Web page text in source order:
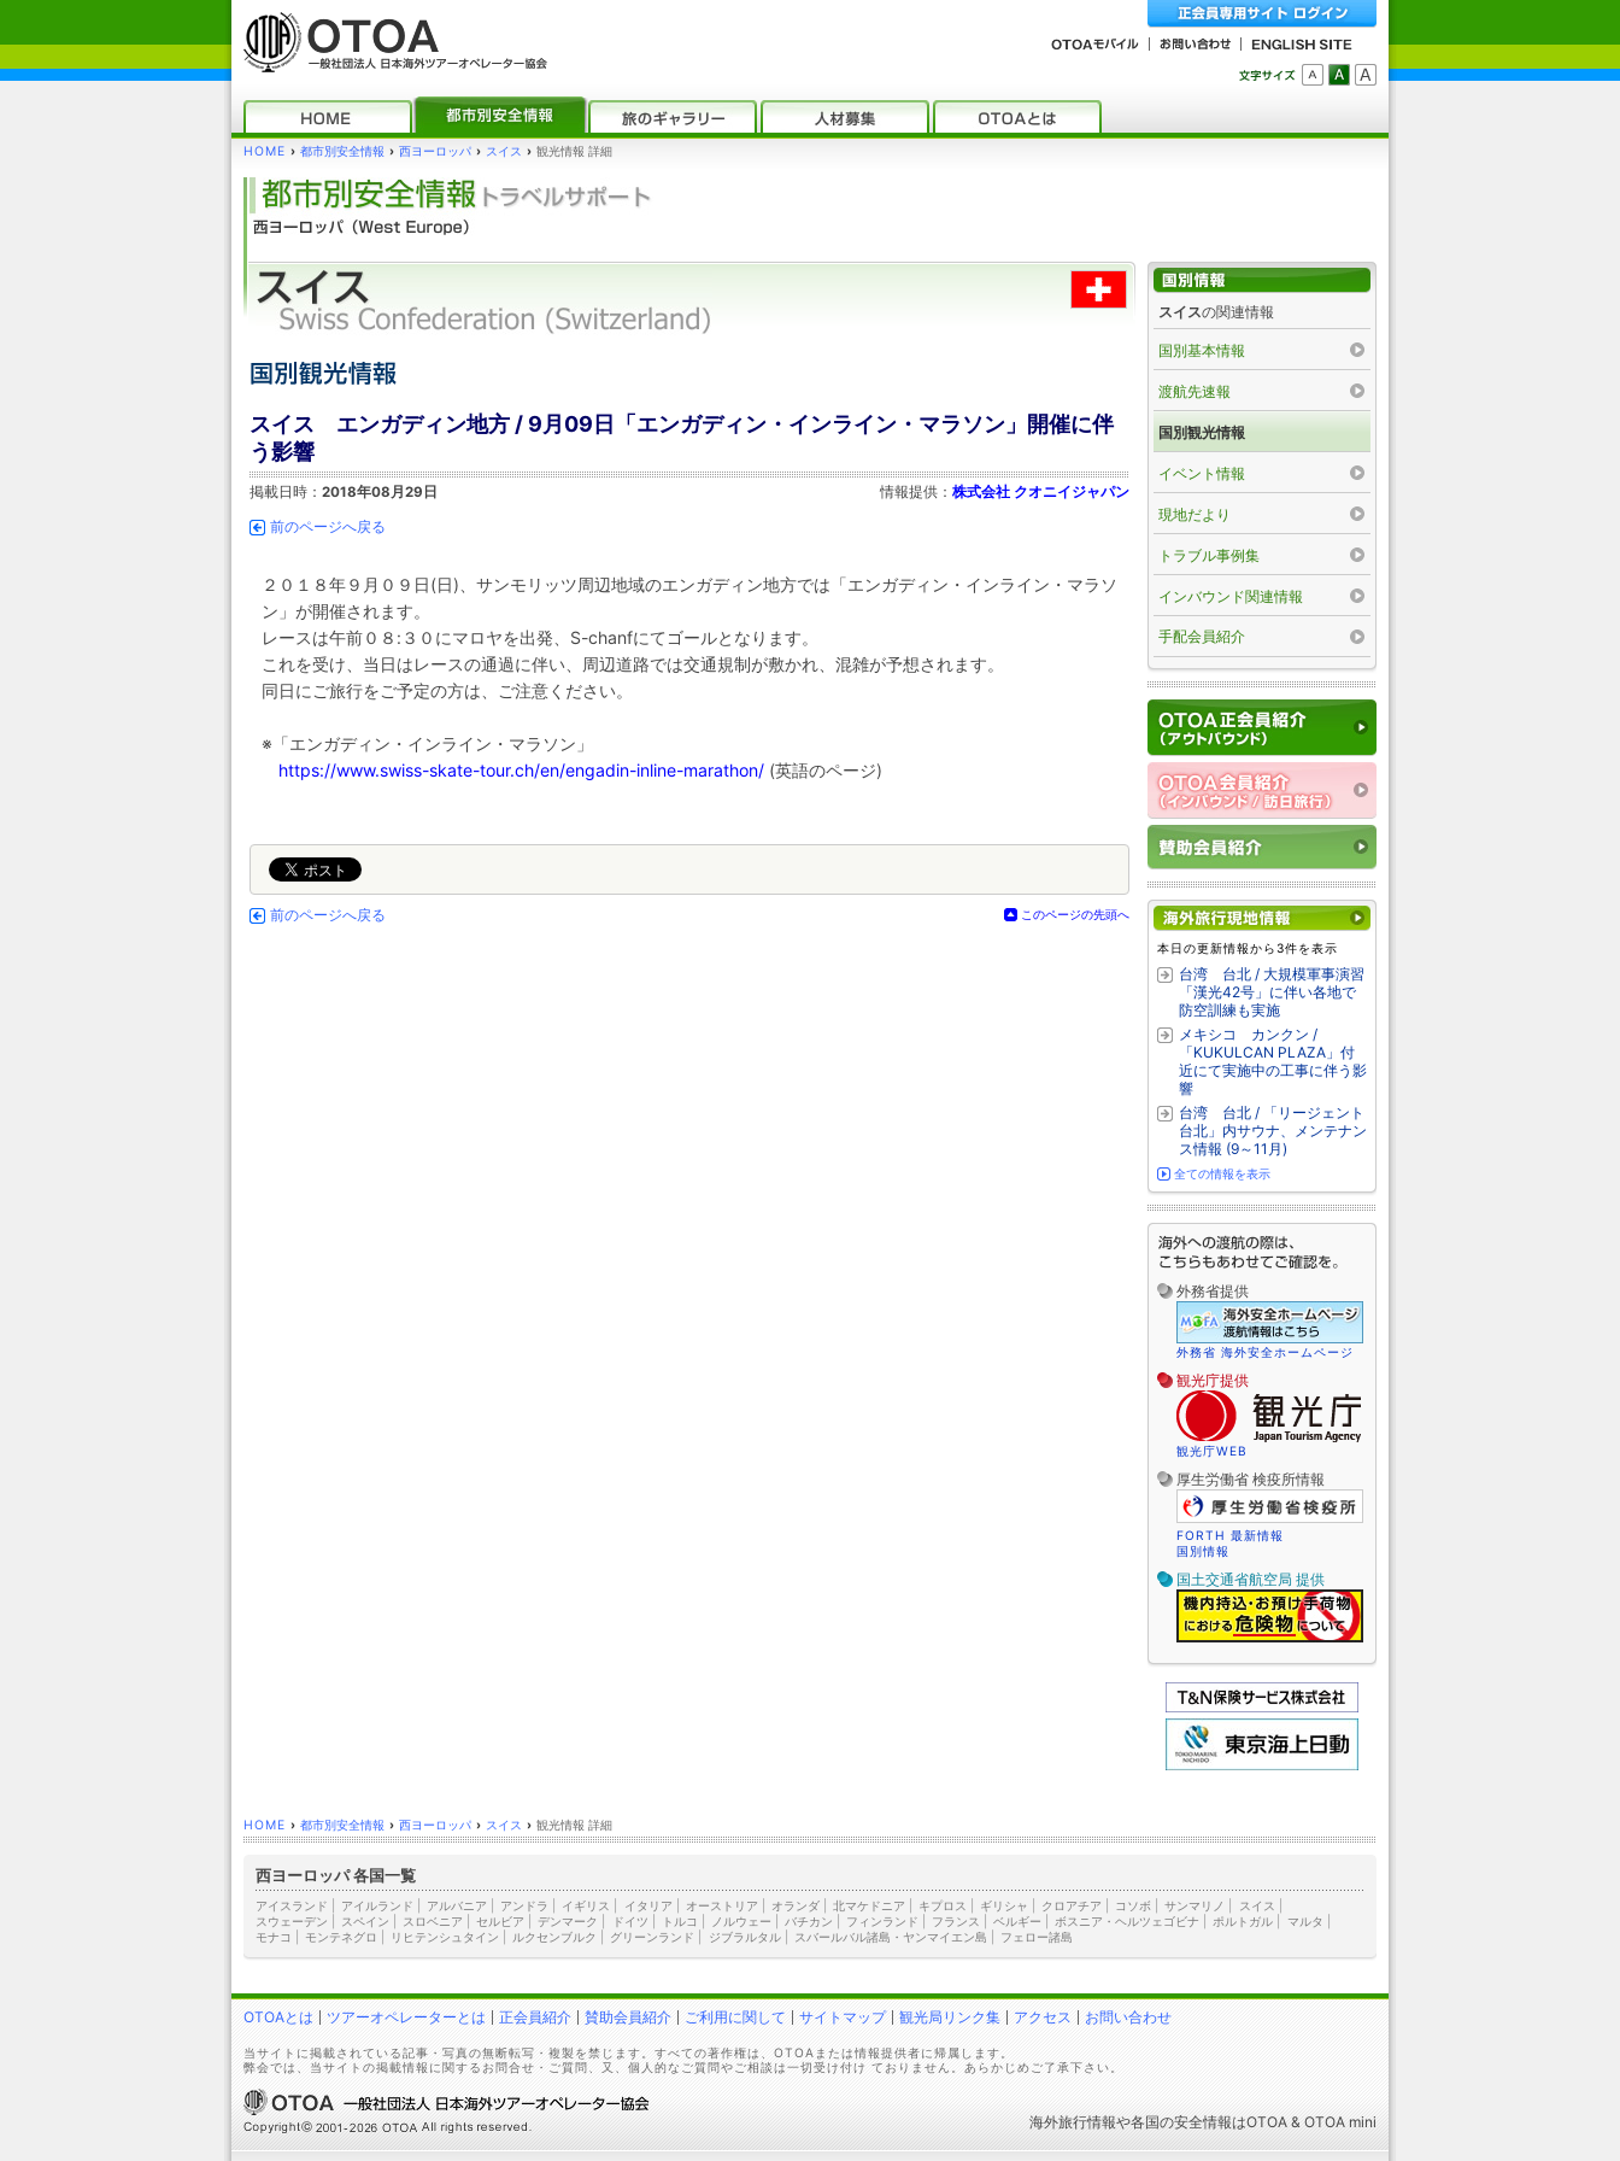
HOME › 都市別安全情報 › 西ヨーロッパ › スイス › 観光情報 詳細
スイス エンガディン地方 / 9月09日「エンガディン・インライン・マラソン」開催に伴
う影響
掲載日時： 2018年08月29日 情報提供： 株式会社 クオニイジャパン
前のページへ戻る
２０１８年９月０９日(日)、サンモリッツ周辺地域のエンガディン地方では「エンガディン・インライン・マラソ
ン」が開催されます。
レースは午前０８:３０にマロヤを出発、S-chanfにてゴールとなります。
これを受け、当日はレースの通過に伴い、周辺道路では交通規制が敷かれ、混雑が予想されます。
同日にご旅行をご予定の方は、ご注意ください。
※「エンガディン・インライン・マラソン」
https://www.swiss-skate-tour.ch/en/engadin-inline-marathon/ (英語のページ)
前のページへ戻る このページの先頭へ
スイスの関連情報
国別基本情報
渡航先速報
国別観光情報
イベント情報
現地だより
トラブル事例集
インバウンド関連情報
手配会員紹介
本日の更新情報から3件を表示
台湾 台北 / 大規模軍事演習
「漢光42号」に伴い各地で
防空訓練も実施
メキシコ カンクン /
「KUKULCAN PLAZA」付
近にて実施中の工事に伴う影
響
台湾 台北 / 「リージェント
台北」内サウナ、メンテナン
ス情報 (9～11月)
全ての情報を表示
外務省提供
外務省 海外安全ホームページ
観光庁提供
観光庁WEB
厚生労働省 検疫所情報
FORTH 最新情報
国別情報
国土交通省航空局 提供
HOME › 都市別安全情報 › 西ヨーロッパ › スイス › 観光情報 詳細
西ヨーロッパ 各国一覧
アイスランド アイルランド アルバニア アンドラ イギリス イタリア オーストリア オランダ| 北マケドニア キプロス ギリシャ クロアチア コソボ サンマリノ スイス
スウェーデン
スペイン スロベニア セルビア デンマーク ドイツ トルコ ノルウェー バチカン フィンランド フランス ベルギー ボスニア・ヘルツェゴビナ ポルトガル マルタ
モナコ
モンテネグロ リヒテンシュタイン ルクセンブルク グリーンランド ジブラルタル| スバールバル諸島・ヤンマイエン島 フェロー諸島
OTOAとは ツアーオペレーターとは 正会員紹介 賛助会員紹介 ご利用に関して サイトマップ 観光局リンク集 アクセス お問い合わせ
当サイトに掲載されている記事・写真の無断転写・複製を禁じます。すべての著作権は、OTOAまたは情報提供者に帰属します。
弊会では、当サイトの掲載情報に関するお問合せ・ご質問、又、個人的なご質問やご相談は一切受け付け ておりません。あらかじめご了承下さい。
海外旅行情報や各国の安全情報はOTOA & OTOA mini